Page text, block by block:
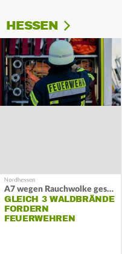
HESSEN
A7 wegen Rauchwolke gesperrt
GLEICH 3 WALDBRÄNDE
FORDERN
FEUERWEHREN